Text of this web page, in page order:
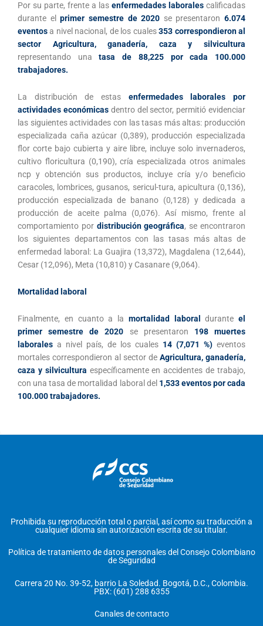
Por su parte, frente a las enfermedades laborales calificadas
durante el primer semestre de 2020 se presentaron 6.074
eventos a nivel nacional, de los cuales353 correspondieron al
sector Agricultura, ganadería, caza y silvicultura
representando unatasa de 88,225 por cada 100.000
trabajadores.
La distribución de estas enfermedades laborales por
actividades económicas dentro del sector, permitió evidenciar
las siguientes actividades con las tasas más altas: producción
especializada caña azúcar (0,389), producción especializada
flor corte bajo cubierta y aire libre, incluye solo invernaderos,
cultivo floricultura (0,190), cría especializada otros animales
ncp y obtención sus productos, incluye cría y/o beneficio
caracoles, lombrices, gusanos, sericul-tura, apicultura (0,136),
producción especializada de banano (0,128) y dedicada a
producción de aceite palma (0,076). Así mismo, frente al
comportamiento por distribución geográfica, se encontraron
los siguientes departamentos con las tasas más altas de
enfermedad laboral: La Guajira (13,372), Magdalena (12,644),
Cesar (12,096), Meta (10,810) y Casanare (9,064).
Mortalidad laboral
Finalmente, en cuanto a la mortalidad laboral durante el
primer semestre de 2020 se presentaron 198 muertes
laborales a nivel país, de los cuales 14 (7,071 %) eventos
mortales correspondieron al sector de Agricultura, ganadería,
caza y silvicultura específicamente en accidentes de trabajo,
con una tasa de mortalidad laboral del 1,533 eventos por cada
100.000 trabajadores.
Prohibida su reproducción total o parcial, así como su traducción a
cualquier idioma sin autorización escrita de su titular.
Política de tratamiento de datos personales del Consejo Colombiano
de Seguridad
Carrera 20 No. 39-52, barrio La Soledad. Bogotá, D.C., Colombia.
PBX: (601) 288 6355
Canales de contacto